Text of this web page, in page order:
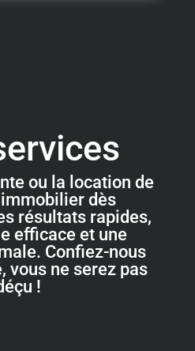
ou la location de
dès
résultats rapides,
efficace et une
Confiez-nous
vous ne serez pas
!